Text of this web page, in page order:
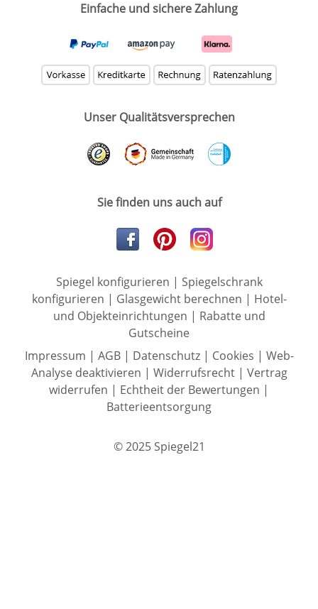
Einfache und sichere Zahlung
Unser Qualitätsversprechen
Sie finden uns auch auf
Spiegel konfigurieren | Spiegelschrank
konfigurieren | Glasgewicht berechnen | Hotel-
und Objekteinrichtungen | Rabatte und
Gutscheine
Impressum | AGB| Datenschutz| Cookies | Web-
Analyse deaktivieren | Widerrufsrecht| Vertrag
widerrufen | Echtheit der Bewertungen |
Batterieentsorgung
© 2025 Spiegel21